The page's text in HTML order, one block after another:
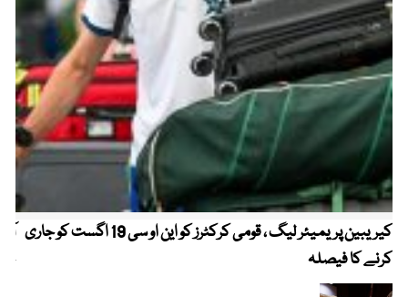
کیریبین پریمیئر لیگ ، قومی کرکٹرز کو این او سی 19 اگست کو جاری
کرنے کا فیصلہ